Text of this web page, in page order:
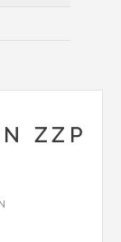
ZZP